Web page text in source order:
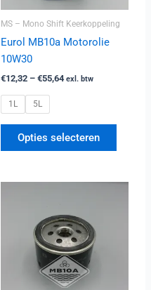
MS – Mono Shift Keerkoppeling
Eurol MB10a Motorolie
10W30
€12,32 – €55,64 exl. btw
1L 5L
Opties selecteren
kan